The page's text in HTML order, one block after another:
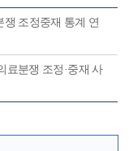
쟁 조정중재 통계 연
료분쟁 조정·중재 사